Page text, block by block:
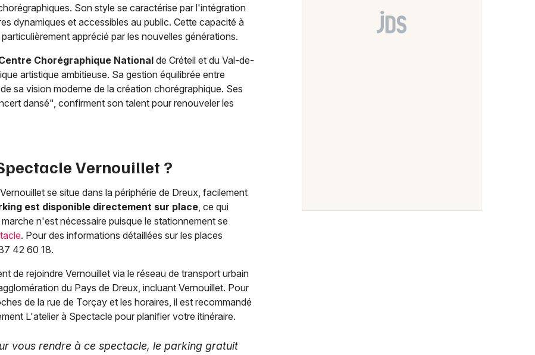
Son style se caractérise par l'intégration
dynamiques et accessibles au public. Cette capacité à
apprécié par les nouvelles générations.
Chorégraphique National de Créteil et du Val-de-
artistique ambitieuse. Sa gestion équilibrée entre
sa vision moderne de la création chorégraphique. Ses
dansé", confirment son talent pour renouveler les
Vernouillet ?
se situe dans la périphérie de Dreux, facilement
est disponible directement sur place, ce qui
n'est nécessaire puisque le stationnement se
. Pour des informations détaillées sur les places
42 60 18.
de rejoindre Vernouillet via le réseau de transport urbain
du Pays de Dreux, incluant Vernouillet. Pour
de la rue de Torçay et les horaires, il est recommandé
L'atelier à Spectacle pour planifier votre itinéraire.
vous rendre à ce spectacle, le parking gratuit